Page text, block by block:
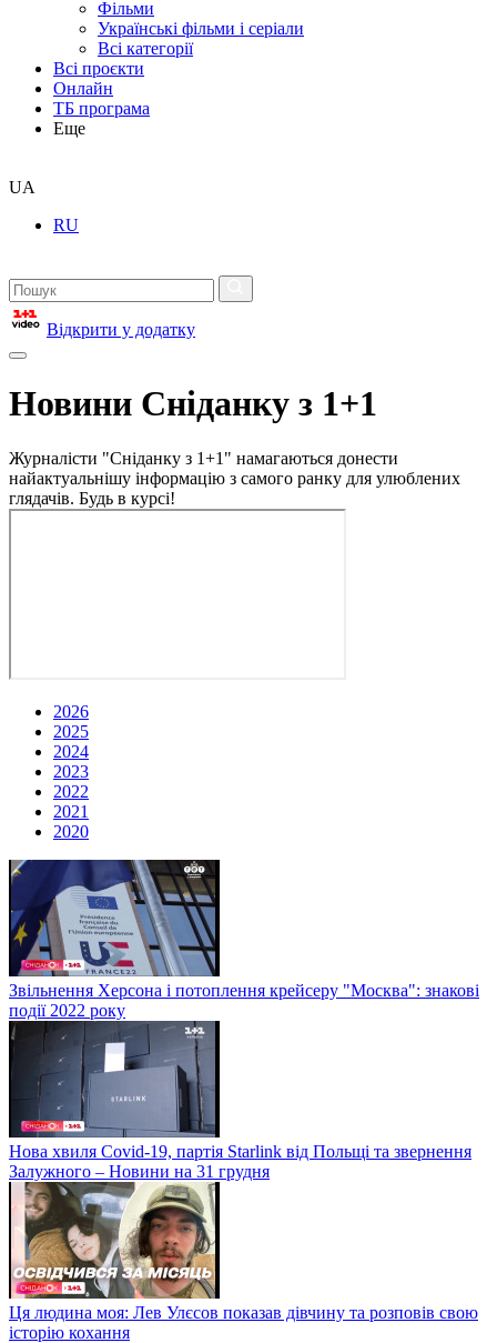
Фільми
Українські фільми і серіали
Всі категорії
Всі проєкти
Онлайн
ТБ програма
Еще
UA
RU
Відкрити у додатку
Новини Сніданку з 1+1
Журналісти "Сніданку з 1+1" намагаються донести
найактуальнішу інформацію з самого ранку для улюблених
глядачів. Будь в курсі!
2026
2025
2024
2023
2022
2021
2020
Звільнення Херсона і потоплення крейсеру "Москва": знакові
події 2022 року
Нова хвиля Covid-19, партія Starlink від Польщі та звернення
Залужного – Новини на 31 грудня
Ця людина моя: Лев Улєсов показав дівчину та розповів свою
історію кохання